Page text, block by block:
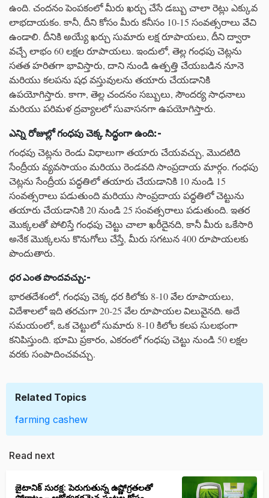
ఉంది. చందనం పెంపకంలో మీరు ఖర్చు చేసే డబ్బు చాలా రెట్లు ఎక్కువ
లాభదాయకం. కానీ, దీని కోసం మీరు కనీసం 10-15 సంవత్సరాలు వేచి
ఉండాలి. దీనికి అయ్యే ఖర్చు సుమారు లక్ష రూపాయలు, దీని ద్వారా
వచ్చే లాభం 60 లక్షల రూపాయలు. ఇందులో, తెల్ల గంధపు చెట్లను
సతత హరితగా భావిస్తారు, దాని నుండి ఉత్పత్తి చేయబడిన నూనె
మరియు కలపను షధ వస్తువులను తయారు చేయడానికి
ఉపయోగిస్తారు. కాగా, తెల్ల చందనం సబ్బులు, సౌందర్య సాధనాలు
మరియు పరిమళ ద్రవ్యాలలో సువాసనగా ఉపయోగిస్తారు.
ఎన్ని రోజుల్లో గంధపు చెక్క సిద్ధంగా ఉంది:-
గంధపు చెట్లను రెండు విధాలుగా తయారు చేయవచ్చు, మొదటిది
సేంద్రీయ వ్యవసాయం మరియు రెండవది సాంప్రదాయ మార్గం. గంధపు
చెట్లను సేంద్రీయ పద్ధతిలో తయారు చేయడానికి 10 నుండి 15
సంవత్సరాలు పడుతుంది మరియు సాంప్రదాయ పద్ధతిలో చెట్టును
తయారు చేయడానికి 20 నుండి 25 సంవత్సరాలు పడుతుంది. ఇతర
మొక్కలతో పోలిస్తే గంధపు చెట్టు చాలా ఖరీదైనది, కానీ మీరు ఒకేసారి
అనేక మొక్కలను కొనుగోలు చేస్తే, మీరు సగటున 400 రూపాయలకు
పొందుతారు.
ధరఎంతపొందవచ్చు:-
భారతదేశంలో, గంధపు చెక్క ధర కిలోకు 8-10 వేల రూపాయలు,
విదేశాలలో ఇది తరచుగా 20-25 వేల రూపాయల విలువైనది. అదే
సమయంలో, ఒక చెట్టులో సుమారు 8-10 కిలోల కలప సులభంగా
కనిపిస్తుంది. భూమి ప్రకారం, ఎకరంలో గంధపు చెట్టు నుండి 50 లక్షల
వరకు సంపాదించవచ్చు.
Related Topics
farming cashew
Read next
జైటానిక్ సురక్ష: పెరుగుతున్న ఉష్ణోగ్రతలతో